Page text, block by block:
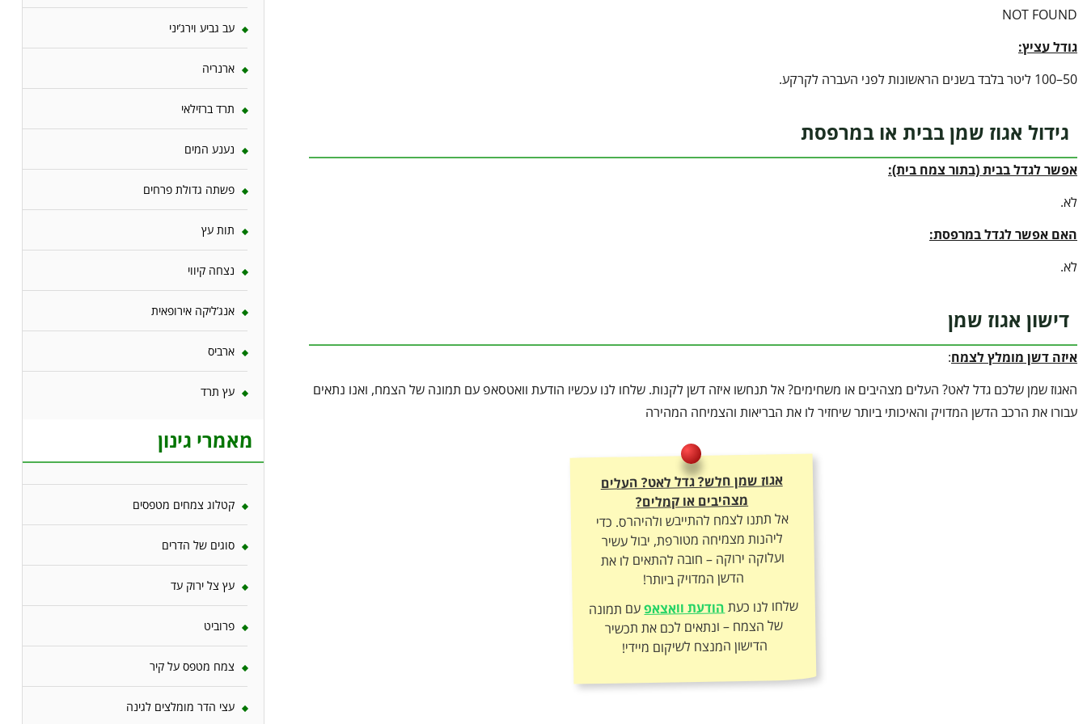
NOT FOUND
גודל עציץ:
50–100 ליטר בלבד בשנים הראשונות לפני העברה לקרקע.
גידול אגוז שמן בבית או במרפסת
אפשר לגדל בבית (בתור צמח בית):
לא.
האם אפשר לגדל במרפסת:
לא.
דישון אגוז שמן
איזה דשן מומלץ לצמח:
האגוז שמן שלכם גדל לאט? העלים מצהיבים או משחימים? אל תנחשו איזה דשן לקנות. שלחו לנו עכשיו הודעת וואטסאפ עם תמונה של הצמח, ואנו נתאים
עבורו את הרכב הדשן המדויק והאיכותי ביותר שיחזיר לו את הבריאות והצמיחה המהירה
אגוז שמן חלש? גדל לאט? העלים
מצהיבים או קמלים?
אל תתנו לצמח להתייבש ולהיהרס. כדי
ליהנות מצמיחה מטורפת, יבול עשיר
ועלוקה ירוקה – חובה להתאים לו את
הדשן המדויק ביותר!
שלחו לנו כעת הודעת וואצאפעם תמונה
של הצמח – ונתאים לכם את תכשיר
הדישון המנצח לשיקום מיידי!
עב גביע וירג’יני
ארנריה
תרד ברזילאי
נענע המים
פשתה גדולת פרחים
תות עץ
נצחה קיווי
אנג’ליקה אירופאית
ארביס
עץ תרד
מאמרי גינון
קטלוג צמחים מטפסים
סוגים של הדרים
עץ צל ירוק עד
פרוביט
צמח מטפס על קיר
עצי הדר מומלצים לגינה